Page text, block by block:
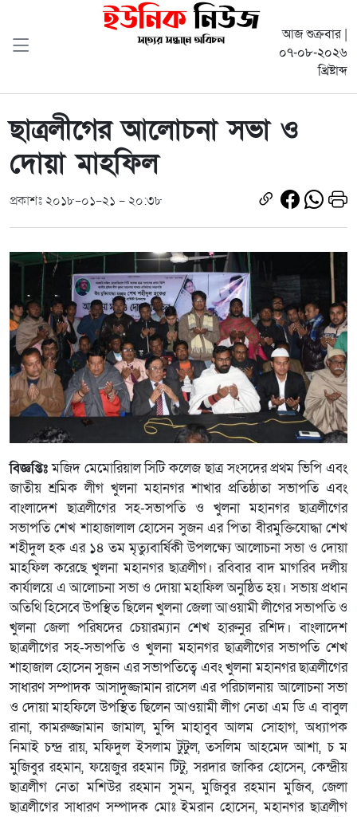
আজ শুক্রবার |
০৭-০৮-২০২৬
খ্রিষ্টাব্দ
ছাত্রলীগের আলোচনা সভা ও
দোয়া মাহফিল
প্রকাশঃ ২০১৮-০১-২১ - ২০:৩৮
বিজ্ঞপ্তিঃমজিদ মেমোরিয়াল সিটি কলেজ ছাত্র সংসদের প্রথম ভিপি এবং
জাতীয় শ্রমিক লীগ খুলনা মহানগর শাখার প্রতিষ্ঠাতা সভাপতি এবং
বাংলাদেশ ছাত্রলীগের সহ-সভাপতি ও খুলনা মহানগর ছাত্রলীগের
সভাপতি শেখ শাহাজালাল হোসেন সুজন এর পিতা বীরমুক্তিযোদ্ধা শেখ
শহীদুল হক এর ১৪ তম মৃত্যুবার্ষিকী উপলক্ষ্যে আলোচনা সভা ও দোয়া
মাহফিল করেছে খুলনা মহানগর ছাত্রলীগ। রবিবার বাদ মাগরিব দলীয়
কার্যালয়ে এ আলোচনা সভা ও দোয়া মহাফিল অনুষ্ঠিত হয়। সভায় প্রধান
অতিথি হিসেবে উপস্থিত ছিলেন খুলনা জেলা আওয়ামী লীগের সভাপতি ও
খুলনা জেলা পরিষদের চেয়ারম্যান শেখ হারুনুর রশিদ। বাংলাদেশ
ছাত্রলীগের সহ-সভাপতি ও খুলনা মহানগর ছাত্রলীগের সভাপতি শেখ
শাহাজাল হোসেন সুজন এর সভাপতিত্বে এবং খুলনা মহানগর ছাত্রলীগের
সাধারণ সম্পাদক আসাদুজ্জামান রাসেল এর পরিচালনায় আলোচনা সভা
ও দোয়া মাহফিলে উপস্থিত ছিলেন আওয়ামী লীগ নেতা এম ডি এ বাবুল
রানা, কামরুজ্জামান জামাল, মুন্সি মাহাবুব আলম সোহাগ, অধ্যাপক
নিমাই চন্দ্র রায়, মফিদুল ইসলাম টুটুল, তসলিম আহমেদ আশা, চ ম
মুজিবুর রহমান, ফয়েজুর রহমান টিটু, সরদার জাকির হোসেন, কেন্দ্রীয়
ছাত্রলীগ নেতা মশিউর রহমান সুমন, মুজিবুর রহমান মুজিব, জেলা
ছাত্রলীগের সাধারণ সম্পাদক মোঃ ইমরান হোসেন, মহানগর ছাত্রলীগ